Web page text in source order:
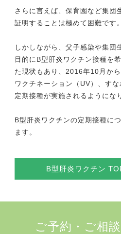
さらに言えば、保育園など集団
証明することは極めて困難です。
しかしながら、父子感染や集団
目的にB型肝炎ワクチン接種を
た現状もあり、2016年10月か
ワクチネーション（UV）、す
定期接種が実施されるようにな
B型肝炎ワクチンの定期接種に
ます。
B型肝炎ワクチン
ご予約・ご相